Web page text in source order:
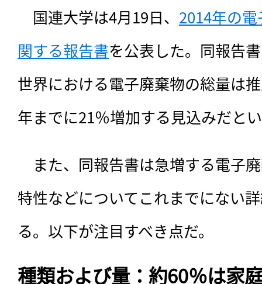
国連大学は4月19日、 2014年の
関する報告書を公表した。同報告
世界における電子廃棄物の総量は
年までに21％増加する見込みだと
また、同報告書は急増する電子
特性などについてこれまでにない
る。以下が注目すべき点だ。
種類および量：約60％は家